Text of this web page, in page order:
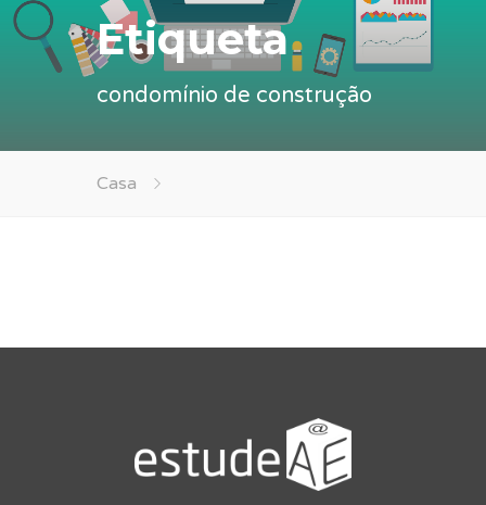
Etiqueta
condomínio de construção
Casa